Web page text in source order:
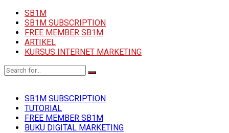
SB1M
SB1M SUBSCRIPTION
FREE MEMBER SB1M
ARTIKEL
KURSUS INTERNET MARKETING
SB1M SUBSCRIPTION
TUTORIAL
FREE MEMBER SB1M
BUKU DIGITAL MARKETING